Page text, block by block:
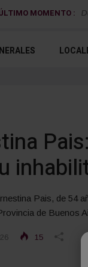
MOMENTO :
del río Uruguay
Pais, de 54
de Buenos
15